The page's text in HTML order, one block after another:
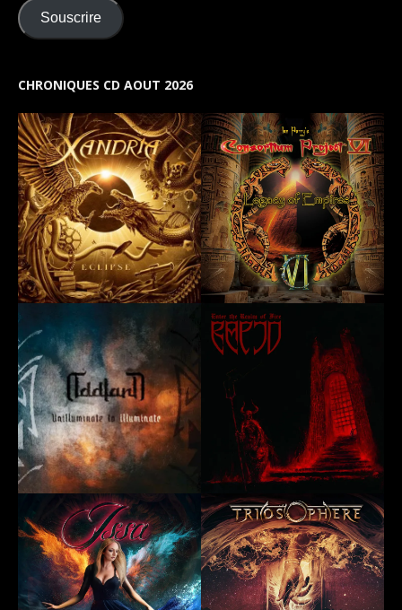
Souscrire
CHRONIQUES CD AOUT 2026